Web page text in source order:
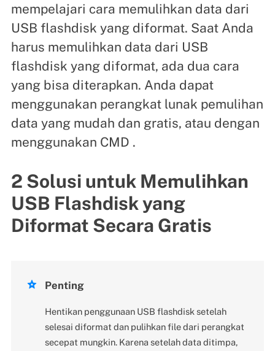
mempelajari cara memulihkan data dari
USB flashdisk yang diformat. Saat Anda
harus memulihkan data dari USB
flashdisk yang diformat, ada dua cara
yang bisa diterapkan. Anda dapat
menggunakan perangkat lunak pemulihan
data yang mudah dan gratis, atau dengan
menggunakan CMD .
2 Solusi untuk Memulihkan
USB Flashdisk yang
Diformat Secara Gratis
 Penting
Hentikan penggunaan USB flashdisk setelah
selesai diformat dan pulihkan file dari perangkat
secepat mungkin. Karena setelah data ditimpa,